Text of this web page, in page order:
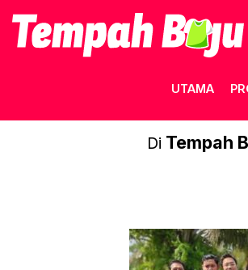
UTAMA
Di Tempah